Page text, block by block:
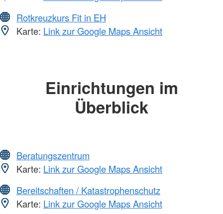
Rotkreuzkurs Fit in EH
Karte: Link zur Google Maps Ansicht
Einrichtungen im
Überblick
Beratungszentrum
Karte: Link zur Google Maps Ansicht
Bereitschaften / Katastrophenschutz
Karte: Link zur Google Maps Ansicht